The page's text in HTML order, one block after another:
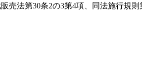
法第30条2の3第4項、同法施行規